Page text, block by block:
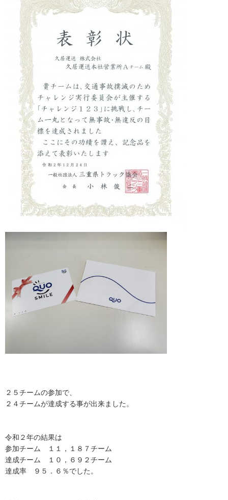
２５チームの参加で、
２４チームが達成する事が出来ました。
令和２年の結果は
参加チーム １１，１８７チーム
達成チーム １０，６９２チーム
達成率 ９５．６％でした。